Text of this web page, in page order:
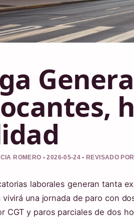
ROMERO • 2026-05-24 • REVISADO
laborales generan tanta
vivirá una jornada de paro con
CGT y paros parciales de dos